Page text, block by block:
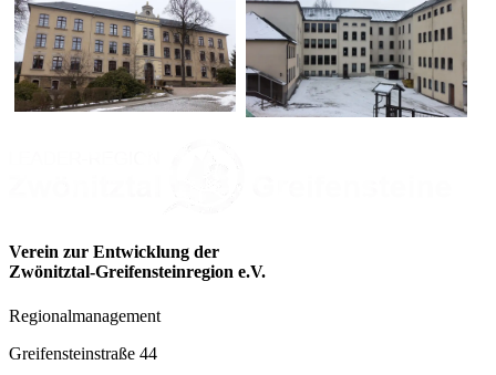
Verein zur Entwicklung der
Zwönitztal-Greifensteinregion e.V.
Regionalmanagement
Greifensteinstraße 44